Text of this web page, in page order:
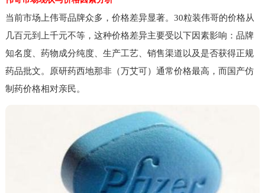
当前市场上伟哥品牌众多，价格差异显著。30粒装伟哥的价格从
几百元到上千元不等，这种价格差异主要受以下因素影响：品牌
知名度、药物成分纯度、生产工艺、销售渠道以及是否获得正规
药品批文。原研药西地那非（万艾可）通常价格最高，而国产仿
制药价格相对亲民。